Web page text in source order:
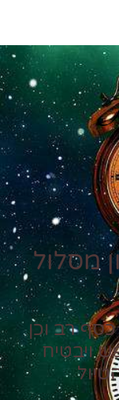
מסלול
רב וכן
ויבטיח